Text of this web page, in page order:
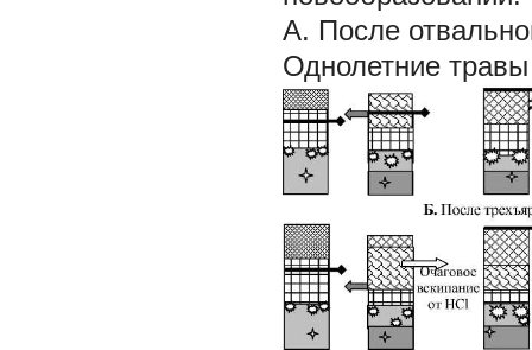
А. После
Однолетние